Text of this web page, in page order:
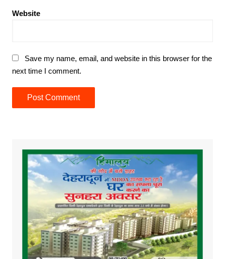
Website
Save my name, email, and website in this browser for the
next time I comment.